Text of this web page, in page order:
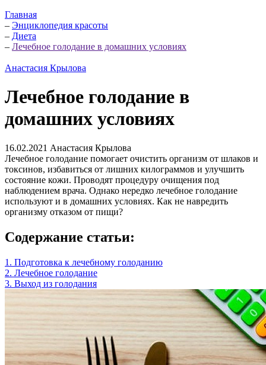
Главная
– Энциклопедия красоты
– Диета
– Лечебное голодание в домашних условиях
Анастасия Крылова
Лечебное голодание в
домашних условиях
16.02.2021 Анастасия Крылова
Лечебное голодание помогает очистить организм от шлаков и
токсинов, избавиться от лишних килограммов и улучшить
состояние кожи. Проводят процедуру очищения под
наблюдением врача. Однако нередко лечебное голодание
используют и в домашних условиях. Как не навредить
организму отказом от пищи?
Содержание статьи:
1. Подготовка к лечебному голоданию
2. Лечебное голодание
3. Выход из голодания